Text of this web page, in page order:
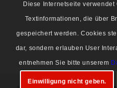
Diese Internetseite
Textinformationen, die über
gespeichert werden. Cookies
dar, sondern erlauben User
entnehmen Sie bitte unserem
Einwilligung nicht geben.